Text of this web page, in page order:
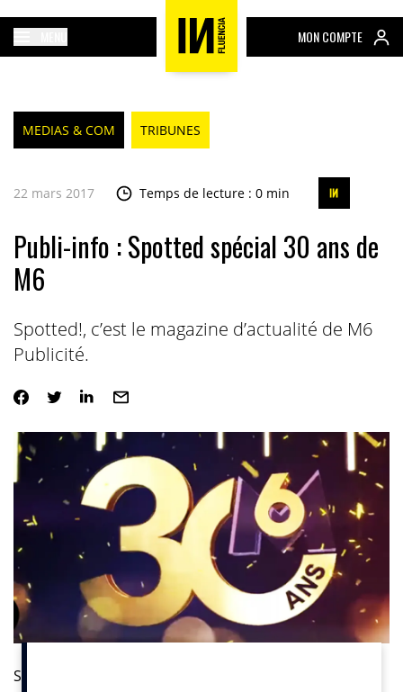
MON COMPTE
MEDIAS & COM TRIBUNES
22 mars 2017 Temps de lecture : 0 min
Publi-info : Spotted spécial 30 ans de
M6
Spotted!, c’est le magazine d’actualité de M6
Publicité.
Spotted!, c’est le magazine d’actualité de M6 Publicité.